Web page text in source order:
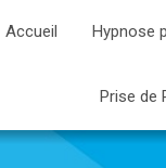
Accueil Hypnose
Prise de